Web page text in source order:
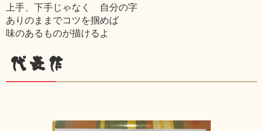
上手、下手じゃなく 自分の字
ありのままでコツを掴めば
味のあるものが描けるよ
代表作